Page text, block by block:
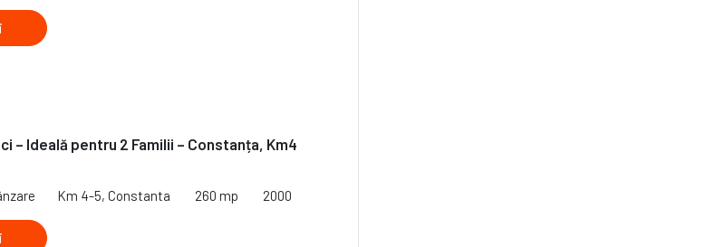
– Ideală pentru 2 Familii – Constanța, Km4
Km 4-5, Constanta 260 mp 2000